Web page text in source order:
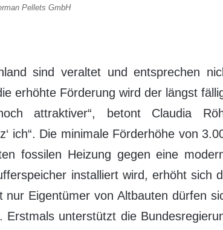
Pellets GmbH
sind veraltet und entsprechen
erhöhte Förderung wird der längst
attraktiver“, betont Claudia
ich“. Die minimale Förderhöhe von
fossilen Heizung gegen eine
installiert wird, erhöht sich
Eigentümer von Altbauten dürfen
unterstützt die